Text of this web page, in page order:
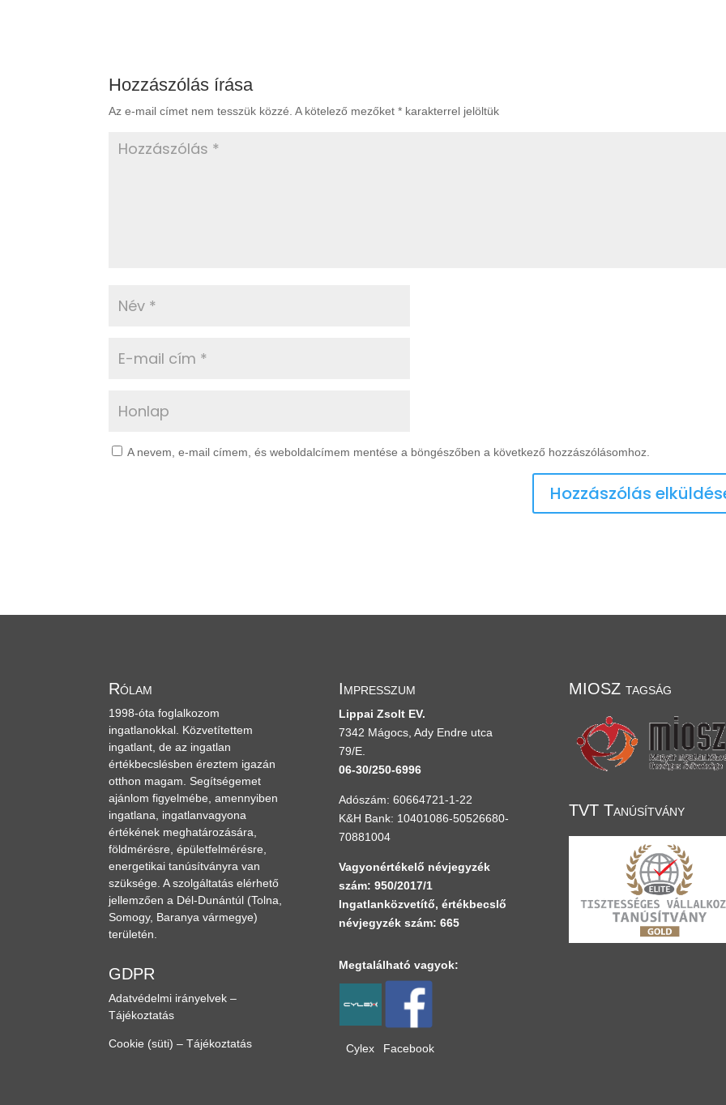
Hozzászólás írása
Az e-mail címet nem tesszük közzé. A kötelező mezőket* karakterrel jelöltük
A nevem, e-mail címem, és weboldalcímem mentése a böngészőben a következő hozzászólásomhoz.
Rólam
1998-óta foglalkozom
ingatlanokkal. Közvetítettem
ingatlant, de az ingatlan
értékbecslésben éreztem igazán
otthon magam. Segítségemet
ajánlom figyelmébe, amennyiben
ingatlana, ingatlanvagyona
értékének meghatározására,
földmérésre, épületfelmérésre,
energetikai tanúsítványra van
szüksége. A szolgáltatás elérhető
jellemzően a Dél-Dunántúl (Tolna,
Somogy, Baranya vármegye)
területén.
GDPR
Adatvédelmi irányelvek –
Tájékoztatás
Cookie (süti) – Tájékoztatás
Impresszum
Lippai Zsolt EV.
7342 Mágocs, Ady Endre utca
79/E.
06-30/250-6996
Adószám: 60664721-1-22
K&H Bank: 10401086-50526680-
70881004
Vagyonértékelő névjegyzék
szám: 950/2017/1
Ingatlanközvetítő, értékbecslő
névjegyzék szám: 665
Megtalálható vagyok:
Cylex Facebook
MIOSZ tagság
TVT Tanúsítvány